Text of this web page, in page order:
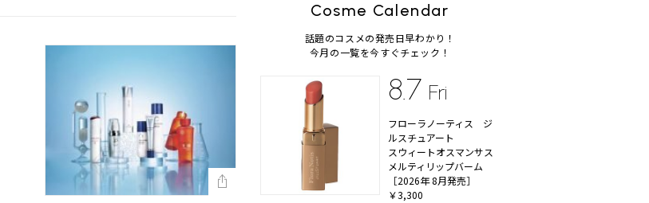
Cosme Calendar
話題のコスメの発売日早わかり！
今月の一覧を今すぐチェック！
8.7 Fri
フローラノーティス ジ
ルスチュアート
スウィートオスマンサス
メルティリップバーム
［2026年 8月発売］
￥3,300